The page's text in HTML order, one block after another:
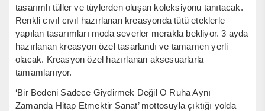
tasarımlı tüller ve tüylerden oluşan koleksiyonu tanıtacak.
Renkli cıvıl cıvıl hazırlanan kreasyonda tütü eteklerle
yapılan tasarımları moda severler merakla bekliyor. 3 ayda
hazırlanan kreasyon özel tasarlandı ve tamamen yerli
olacak. Kreasyon özel hazırlanan aksesuarlarla
tamamlanıyor.
‘Bir Bedeni Sadece Giydirmek Değil O Ruha Aynı
Zamanda Hitap Etmektir Sanat’ mottosuyla çıktığı yolda